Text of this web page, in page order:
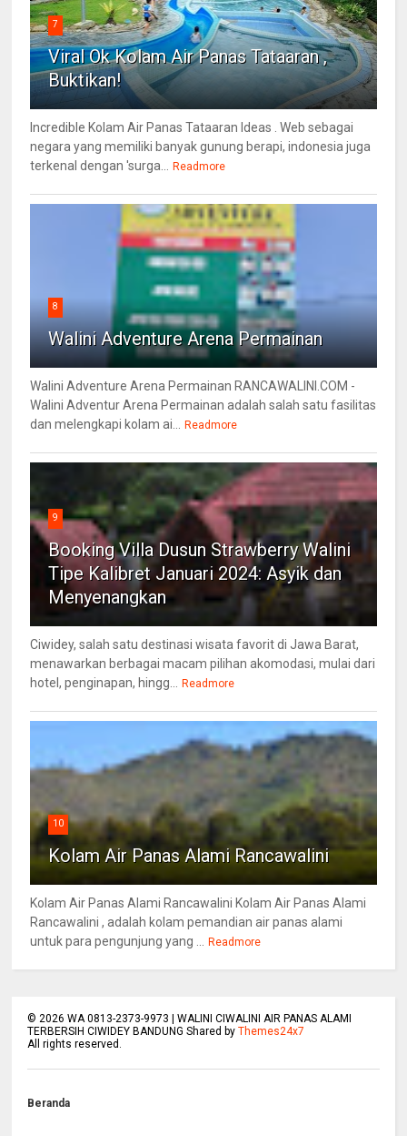
7
Viral Ok Kolam Air Panas Tataaran ,
Buktikan!
Incredible Kolam Air Panas Tataaran Ideas . Web sebagai
negara yang memiliki banyak gunung berapi, indonesia juga
terkenal dengan 'surga...
Readmore
8
Walini Adventure Arena Permainan
Walini Adventure Arena Permainan RANCAWALINI.COM -
Walini Adventur Arena Permainan adalah salah satu fasilitas
dan melengkapi kolam ai...
Readmore
9
Booking Villa Dusun Strawberry Walini
Tipe Kalibret Januari 2024: Asyik dan
Menyenangkan
Ciwidey, salah satu destinasi wisata favorit di Jawa Barat,
menawarkan berbagai macam pilihan akomodasi, mulai dari
hotel, penginapan, hingg...
Readmore
10
Kolam Air Panas Alami Rancawalini
Kolam Air Panas Alami Rancawalini Kolam Air Panas Alami
Rancawalini , adalah kolam pemandian air panas alami
untuk para pengunjung yang ...
Readmore
© 2026 WA 0813-2373-9973 | WALINI CIWALINI AIR PANAS ALAMI
TERBERSIH CIWIDEY BANDUNG Shared byThemes24x7
All rights reserved.
Beranda